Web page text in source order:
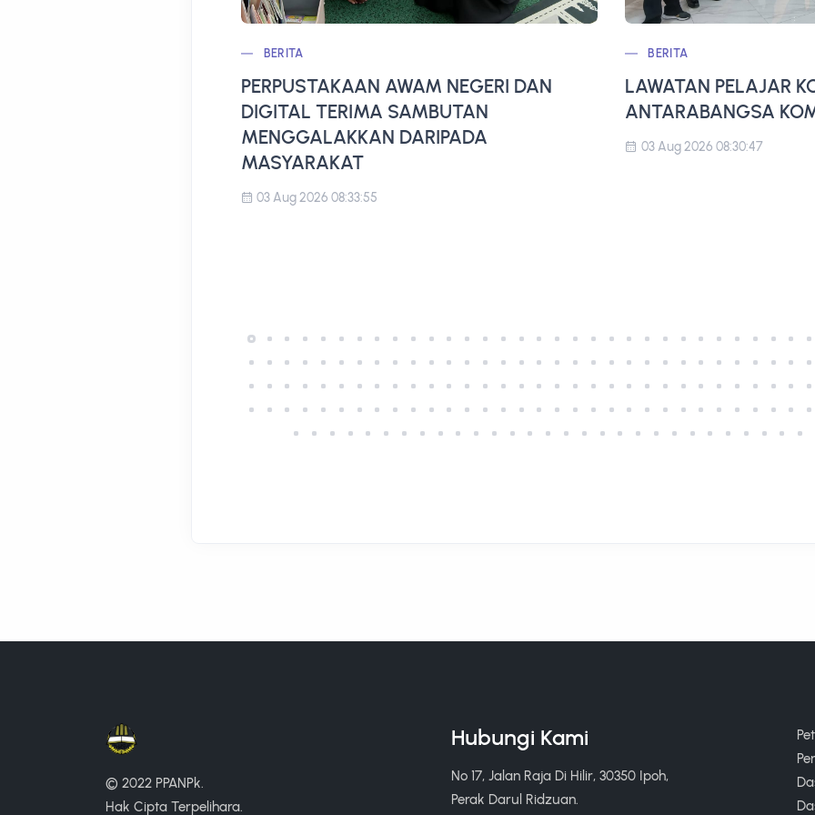
BERITA
PERPUSTAKAAN AWAM NEGERI DAN
DIGITAL TERIMA SAMBUTAN
MENGGALAKKAN DARIPADA
MASYARAKAT
03 Aug 2026 08:33:55
BERITA
LAWATAN PELAJAR
ANTARABANGSA
03 Aug 2026 08:30:47
© 2022 PPANPk.
Hak Cipta Terpelihara.
Hubungi Kami
No 17, Jalan Raja Di Hilir, 30350 Ipoh,
Perak Darul Ridzuan.